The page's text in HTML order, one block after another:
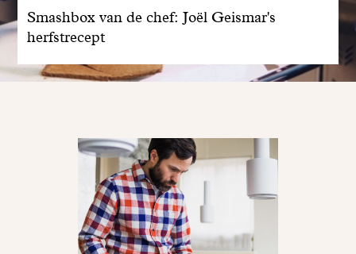
Smashbox van de chef: Joël Geismar's
herfstrecept